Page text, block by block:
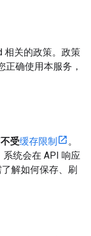
相关的政策。政策
确使用本服务，
不受缓存限制
。
系统会在 API 响应
解如何保存、刷